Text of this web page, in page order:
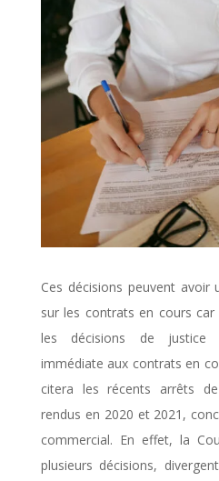
Ces décisions peuvent
sur les contrats en cours
les décisions de justice
immédiate aux contrats en
citera les récents arrêts
rendus en 2020 et 2021,
commercial. En effet, la
plusieurs décisions,